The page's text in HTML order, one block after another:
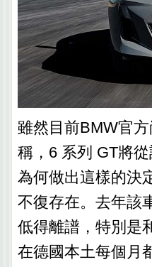
雖然目前BMW官
稱，6 系列 GT將
為何做出這樣的決
不復存在。去年該
低得離譜，特別是
在德國本土每個月